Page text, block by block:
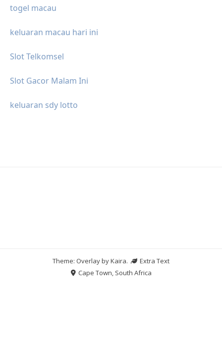
togel macau
keluaran macau hari ini
Slot Telkomsel
Slot Gacor Malam Ini
keluaran sdy lotto
Theme: Overlay byKaira.
Extra Text
Cape Town, South Africa